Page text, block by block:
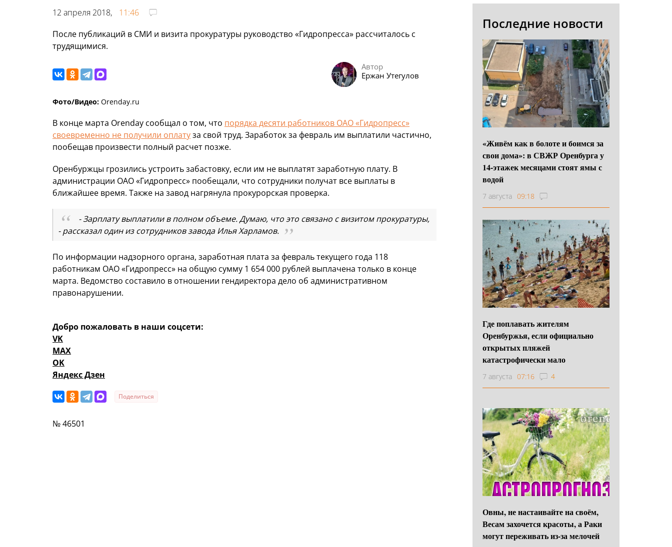
12 апреля 2018,
11:46
После публикаций в СМИ и визита прокуратуры руководство «Гидропресса» рассчиталось с
трудящимися.
Автор
Ержан Утегулов
Фото/Видео: Orenday.ru
В конце марта Orenday сообщал о том, что порядка десяти работников ОАО «Гидропресс»
своевременно не получили оплатуза свой труд. Заработок за февраль им выплатили частично,
пообещав произвести полный расчет позже.
Оренбуржцы грозились устроить забастовку, если им не выплатят заработную плату. В
администрации ОАО «Гидропресс» пообещали, что сотрудники получат все выплаты в
ближайшее время. Также на завод нагрянула прокурорская проверка.
- Зарплату выплатили в полном объеме. Думаю, что это связано с визитом прокуратуры,
- рассказал один из сотрудников завода Илья Харламов.
По информации надзорного органа, заработная плата за февраль текущего года 118
работникам ОАО «Гидропресс» на общую сумму 1 654 000 рублей выплачена только в конце
марта. Ведомство составило в отношении гендиректора дело об административном
правонарушении.
Добро пожаловать в наши соцсети:
VK
MAX
OK
Яндекс Дзен
Поделиться
№ 46501
Последние новости
«Живём как в болоте и боимся за
свои дома»: в СВЖР Оренбурга у
14-этажек месяцами стоят ямы с
водой
7 августа 09:18
Где поплавать жителям
Оренбуржья, если официально
открытых пляжей
катастрофически мало
7 августа 07:16 4
Овны, не настаивайте на своём,
Весам захочется красоты, а Раки
могут переживать из-за мелочей